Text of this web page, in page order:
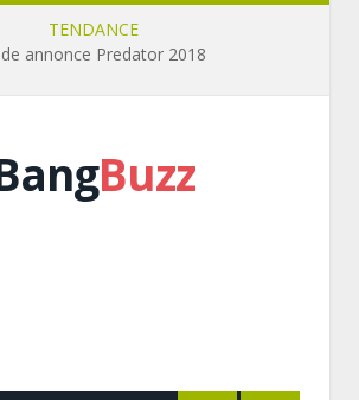
TENDANCE
annonce Predator 2018
Buzz